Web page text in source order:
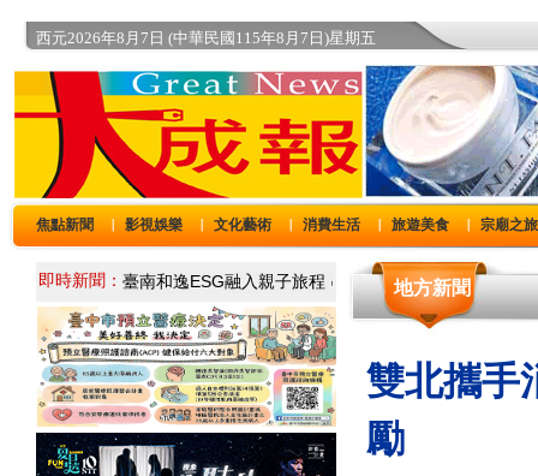
西元2026年8月7日 (中華民國115年8月7日)星期五
焦點新聞 影視娛樂 文化藝術 消費生活 旅遊美食 宗廟之旅
即時新聞： 地方新聞
雙北攜手
勵